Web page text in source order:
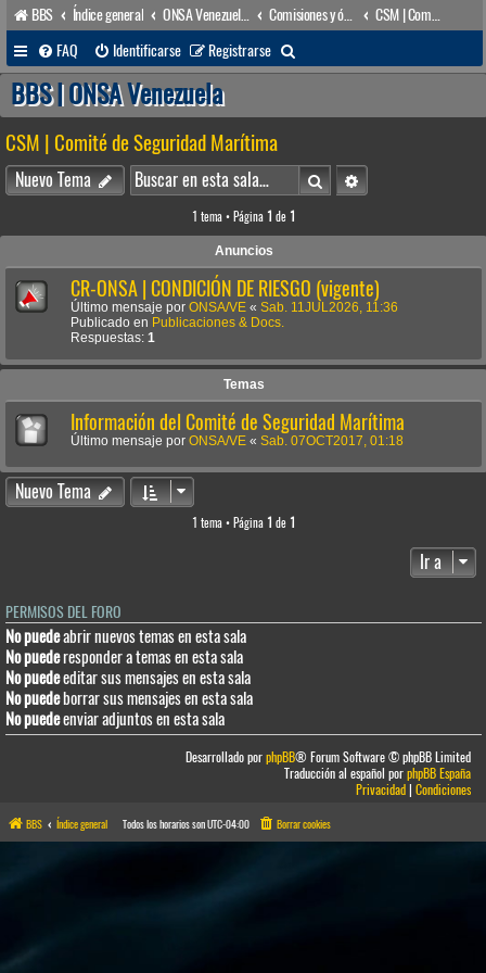
BBS Índice general Comisiones y órganos Asesores internos
FAQ
Identificarse Registrarse
u
a
r
BBS | ONSA Venezuela
CSM | Comité de Seguridad Marítima
Nuevo Tema BuscarBúsqueda avanzada
1 tema • Página 1 de 1
Anuncios
CR-ONSA | CONDICIÓN DE RIESGO (vigente)
Último mensaje por ONSA/VE « Sab. 11JUL2026, 11:36
Publicado en Publicaciones & Docs.
Respuestas: 1
Temas
Información del Comité de Seguridad Marítima
Último mensaje por ONSA/VE « Sab. 07OCT2017, 01:18
Nuevo Tema
1 tema • Página 1 de 1
Ir a
PERMISOS DEL FORO
No puedeabrir nuevos temas en esta sala
No puederesponder a temas en esta sala
No puedeeditar sus mensajes en esta sala
No puedeborrar sus mensajes en esta sala
No puedeenviar adjuntos en esta sala
Desarrollado porphpBB® Forum Software © phpBB Limited
Traducción al español porphpBB España
Privacidad|Condiciones
BBS Índice general Todos los horarios sonUTC-04:00 Borrar cookies